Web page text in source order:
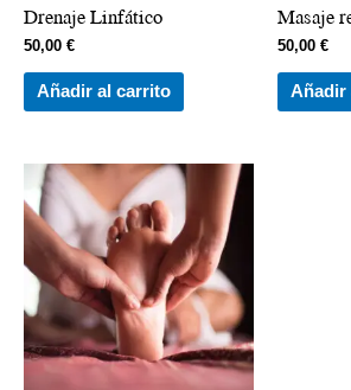
Drenaje Linfático
50,00 €
Añadir al carrito
Masaje
50,00 €
Añadir